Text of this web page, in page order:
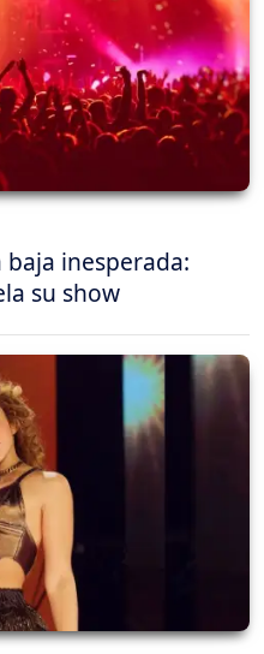
baja inesperada:
su show